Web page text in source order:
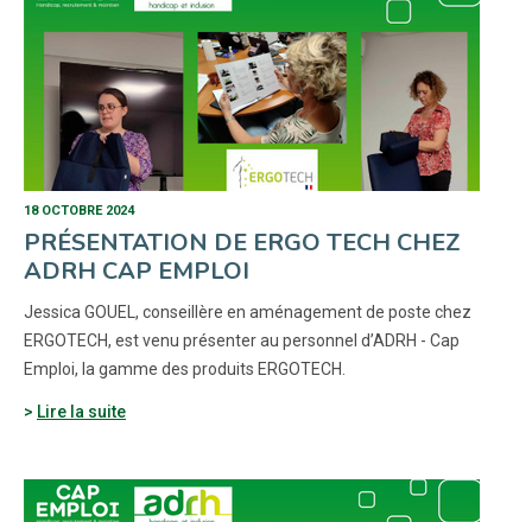
18 OCTOBRE 2024
PRÉSENTATION DE ERGO TECH CHEZ
ADRH CAP EMPLOI
Jessica GOUEL, conseillère en aménagement de poste chez
ERGOTECH, est venu présenter au personnel d’ADRH - Cap
Emploi, la gamme des produits ERGOTECH.
Lire la suite